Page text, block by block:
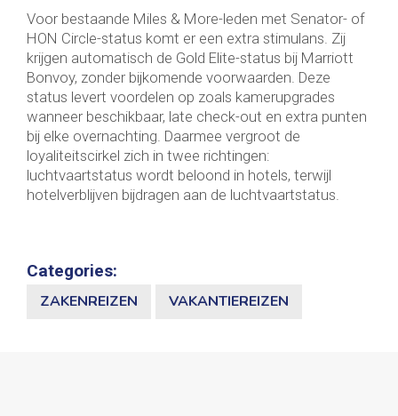
Voor bestaande Miles & More-leden met Senator- of
HON Circle-status komt er een extra stimulans. Zij
krijgen automatisch de Gold Elite-status bij Marriott
Bonvoy, zonder bijkomende voorwaarden. Deze
status levert voordelen op zoals kamerupgrades
wanneer beschikbaar, late check-out en extra punten
bij elke overnachting. Daarmee vergroot de
loyaliteitscirkel zich in twee richtingen:
luchtvaartstatus wordt beloond in hotels, terwijl
hotelverblijven bijdragen aan de luchtvaartstatus.
Categories:
ZAKENREIZEN VAKANTIEREIZEN